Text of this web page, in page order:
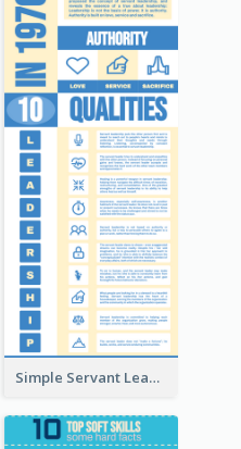
Simple Servant Leadership Infographic Design Idea